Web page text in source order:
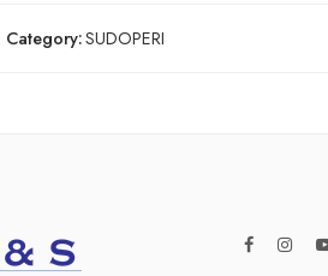
Category:SUDOPERI